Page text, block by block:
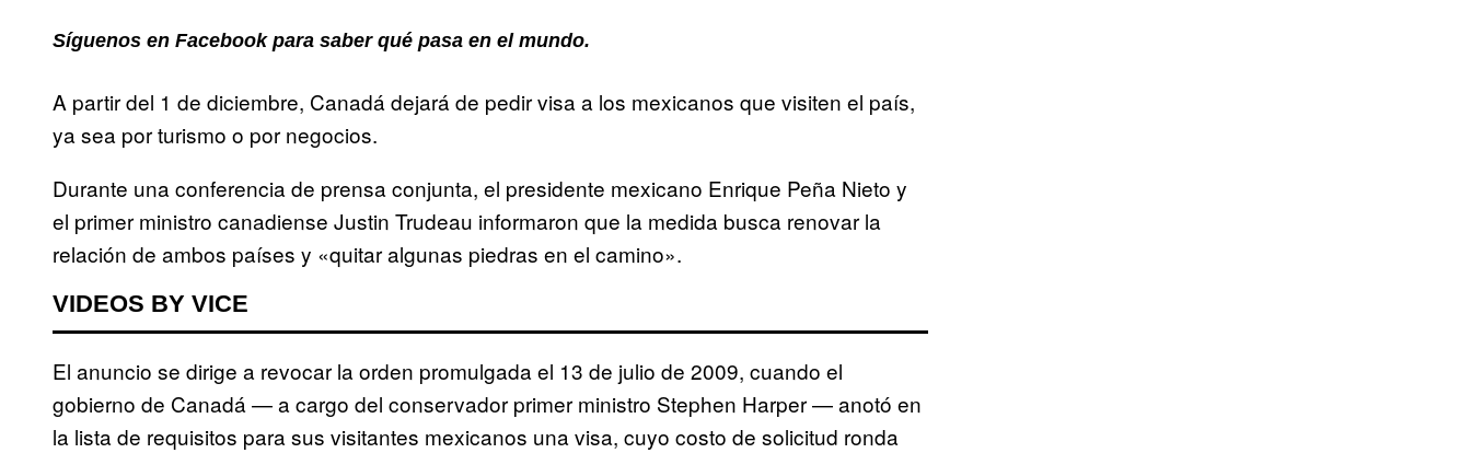
Síguenos en Facebook para saber qué pasa en el mundo.
A partir del 1 de diciembre, Canadá dejará de pedir visa a los mexicanos que visiten el país,
ya sea por turismo o por negocios.
Durante una conferencia de prensa conjunta, el presidente mexicano Enrique Peña Nieto y
el primer ministro canadiense Justin Trudeau informaron que la medida busca renovar la
relación de ambos países y «quitar algunas piedras en el camino».
VIDEOS BY VICE
El anuncio se dirige a revocar la orden promulgada el 13 de julio de 2009, cuando el
gobierno de Canadá — a cargo del conservador primer ministro Stephen Harper — anotó en
la lista de requisitos para sus visitantes mexicanos una visa, cuyo costo de solicitud ronda